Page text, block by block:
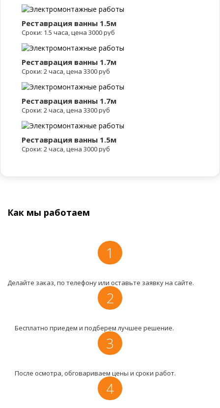
Реставрация ванны 1.5м
Сроки: 1.5 часа, цена 3000 руб
Реставрация ванны 1.7м
Сроки: 2 часа, цена 3300 руб
Реставрация ванны 1.7м
Сроки: 2 часа, цена 3300 руб
Реставрация ванны 1.5м
Сроки: 2 часа, цена 3000 руб
Как мы работаем
1
Делайте заказ, по телефону или оставьте заявку на сайте.
2
Бесплатно приедем и подберем лучшее решение.
3
После осмотра, обговариваем цены и сроки работ.
4